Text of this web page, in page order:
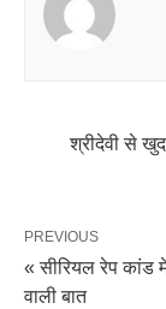
श्रीदेवी से
PREVIOUS
« सीरियल रेप कांड
वाली बात